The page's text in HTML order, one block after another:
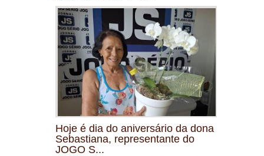
Hoje é dia do aniversário da dona
Sebastiana, representante do
JOGO S...